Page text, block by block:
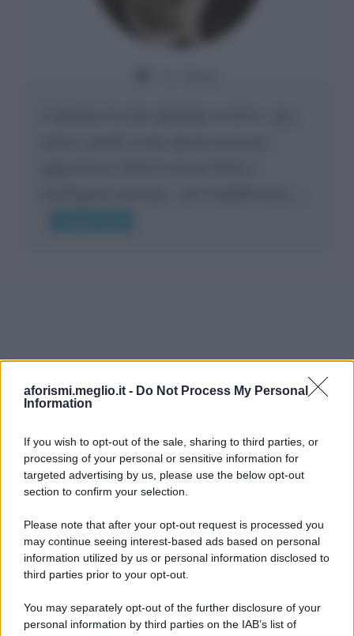
aforismi.meglio.it - Do Not Process My Personal
Information
If you wish to opt-out of the sale, sharing to third parties, or
processing of your personal or sensitive information for
targeted advertising by us, please use the below opt-out
section to confirm your selection.
Please note that after your opt-out request is processed you
may continue seeing interest-based ads based on personal
information utilized by us or personal information disclosed to
third parties prior to your opt-out.
You may separately opt-out of the further disclosure of your
personal information by third parties on the IAB’s list of
Ricevi LE FRASI PIÙ BELLE via e-mail
E-mail